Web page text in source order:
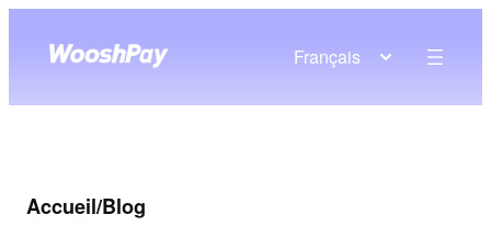
Français
Accueil/Blog